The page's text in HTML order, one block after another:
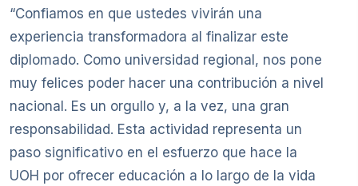
“Confiamos en que ustedes vivirán una
experiencia transformadora al finalizar este
diplomado. Como universidad regional, nos pone
muy felices poder hacer una contribución a nivel
nacional. Es un orgullo y, a la vez, una gran
responsabilidad. Esta actividad representa un
paso significativo en el esfuerzo que hace la
UOH por ofrecer educación a lo largo de la vida